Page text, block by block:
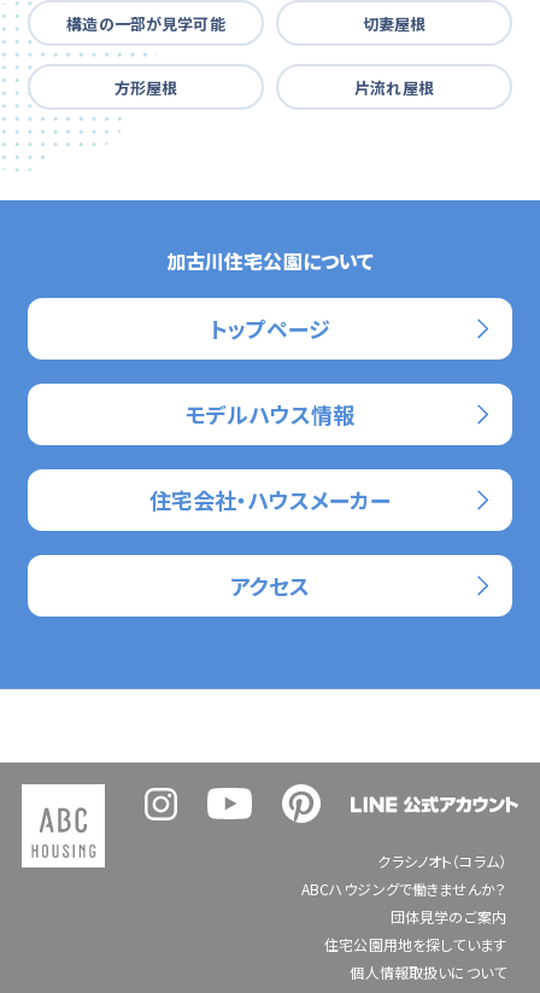
構造の一部が見学可能 切妻屋根
方形屋根 片流れ屋根
加古川住宅公園について
トップページ
モデルハウス情報
住宅会社・ハウスメーカー
アクセス
クラシノオト（コラム）
ABCハウジングで働きませんか？
団体見学のご案内
住宅公園用地を探しています
個人情報取扱いについて